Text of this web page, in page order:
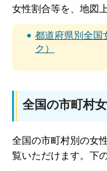
女性割合等を、地図
都道府県別全国
ク）
全国の市町村
全国の市町村別の女
覧いただけます。下